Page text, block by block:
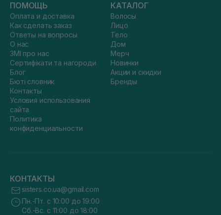
ПОМОЩЬ
Оплата и доставка
Как сделать заказ
Ответы на вопросы
О нас
ЗМІ про нас
Сертифікати та нагороди
Блог
Бюті словник
Контакты
Условия использования
сайта
Политика
конфиденциальности
КАТАЛОГ
Волосы
Лицо
Тело
Дом
Мерч
Новинки
Акции и скидки
Бренды
КОНТАКТЫ
sisters.co.ua@gmail.com
Пн.-Пт. с 10:00 до 19:00
Сб.-Вс. с 11:00 до 18:00